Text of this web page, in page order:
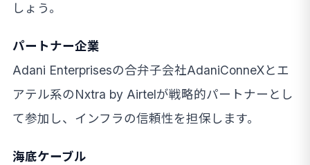
しょう。
パートナー企業
Adani Enterprisesの合弁子会社AdaniConneXとエ
アテル系のNxtra by Airtelが戦略的パートナーとし
て参加し、インフラの信頼性を担保します。
海底ケーブル